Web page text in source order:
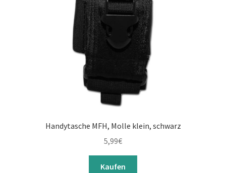
Handytasche MFH, Molle klein, schwarz
5,99€
Kaufen